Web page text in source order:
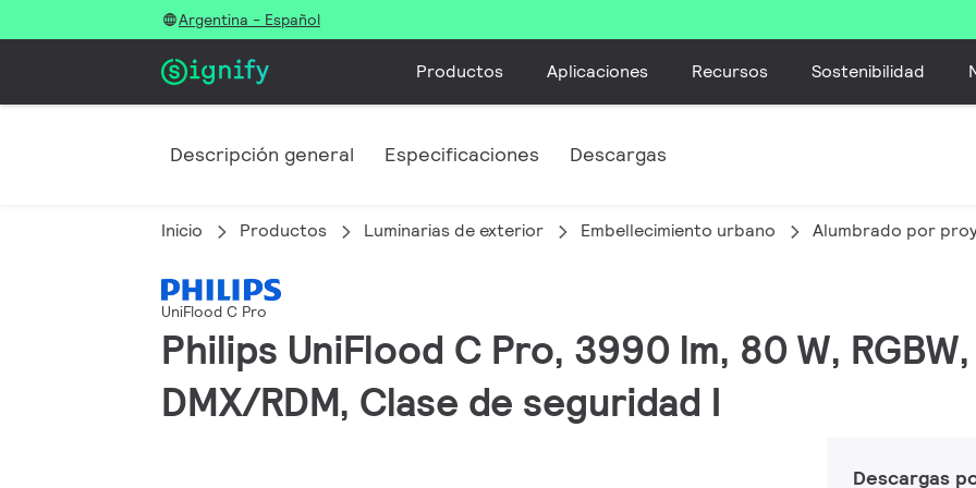
Argentina - Español
Productos Aplicaciones Recursos Sostenibilidad
Descripción general Especificaciones Descargas
Inicio Productos Luminarias de exterior Embellecimiento urbano Alumbrado por
UniFlood C Pro
Philips UniFlood C Pro, 3990 lm, 80 W,
DMX/RDM, Clase de seguridad I
Descargas